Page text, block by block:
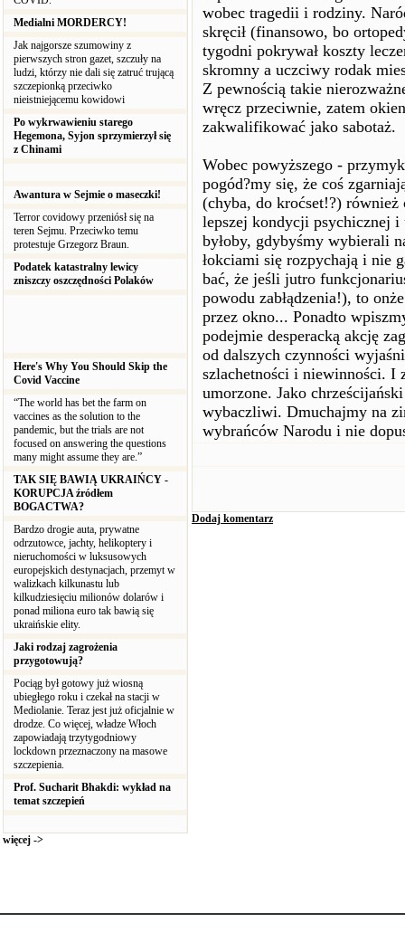
Medialni MORDERCY!
Jak najgorsze szumowiny z
pierwszych stron gazet, szczuły na
ludzi, którzy nie dali się zatruć trującą
szczepionką przeciwko
nieistniejącemu kowidowi
Po wykrwawieniu starego
Hegemona, Syjon sprzymierzył się
z Chinami
Awantura w Sejmie o maseczki!
Terror covidowy przeniósł się na
teren Sejmu. Przeciwko temu
protestuje Grzegorz Braun.
Podatek katastralny lewicy
zniszczy oszczędności Polaków
Here's Why You Should Skip the
Covid Vaccine
“The world has bet the farm on
vaccines as the solution to the
pandemic, but the trials are not
focused on answering the questions
many might assume they are.”
TAK SIĘ BAWIĄ UKRAIŃCY -
KORUPCJA źródłem
BOGACTWA?
Bardzo drogie auta, prywatne
odrzutowce, jachty, helikoptery i
nieruchomości w luksusowych
europejskich destynacjach, przemyt w
walizkach kilkunastu lub
kilkudziesięciu milionów dolarów i
ponad miliona euro tak bawią się
ukraińskie elity.
Jaki rodzaj zagrożenia
przygotowują?
Pociąg był gotowy już wiosną
ubiegłego roku i czekał na stacji w
Mediolanie. Teraz jest już oficjalnie w
drodze. Co więcej, władze Włoch
zapowiadają trzytygodniowy
lockdown przeznaczony na masowe
szczepienia.
Prof. Sucharit Bhakdi: wykład na
temat szczepień
więcej ->
wobec tragedii i rodziny.
skręcił (finansowo, bo
tygodni pokrywał koszty
skromny a uczciwy rodak
Z pewnością takie
wręcz przeciwnie, zatem
zakwalifikować jako sabotaż.
Wobec powyższego -
pogód?my się, że coś
(chyba, do kroćset!?)
lepszej kondycji psychicznej
byłoby, gdybyśmy wybierali
łokciami się rozpychają i nie
bać, że jeśli jutro
powodu zabłądzenia!), to
przez okno... Ponadto
podejmie desperacką akcję
od dalszych czynności
szlachetności i niewinności. I
umorzone. Jako
wybaczliwi. Dmuchajmy na
wybrańców Narodu i nie
Dodaj komentarz